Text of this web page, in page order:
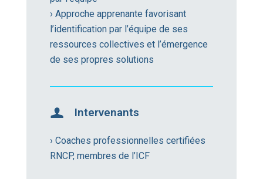
› Approche apprenante favorisant
l’identification par l’équipe de ses
ressources collectives et l’émergence
de ses propres solutions
Intervenants
› Coaches professionnelles certifiées
RNCP, membres de l’ICF